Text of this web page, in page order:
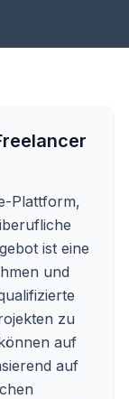
Plattform,
ist eine
und
zu
auf
auf